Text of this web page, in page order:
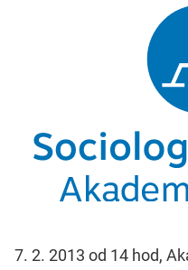
7. 2. 2013 od 14 hod,